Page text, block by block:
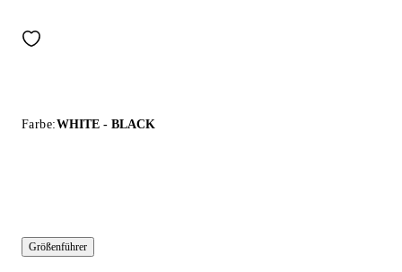
Farbe:WHITE - BLACK
Größenführer